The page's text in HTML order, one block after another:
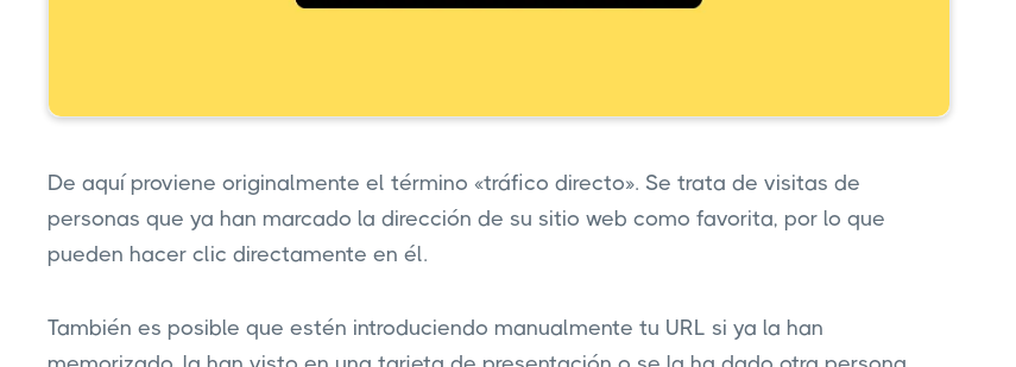
De aquí proviene originalmente el término «tráfico directo». Se trata de visitas de
personas que ya han marcado la dirección de su sitio web como favorita, por lo que
pueden hacer clic directamente en él.
También es posible que estén introduciendo manualmente tu URL si ya la han